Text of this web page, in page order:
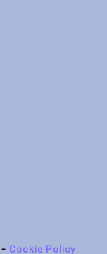
- Cookie Policy